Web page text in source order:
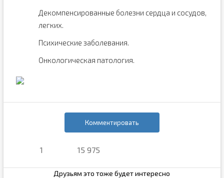
Декомпенсированные болезни сердца и сосудов,
легких.
Психические заболевания.
Онкологическая патология.
Комментировать
1 15 975
Друзьям это тоже будет интересно